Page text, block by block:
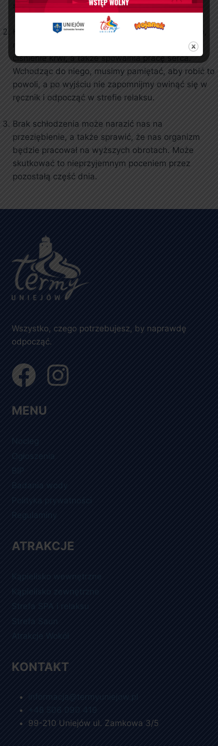
schłodzenia do naturalnego poziomu.
Korzystanie z sauny wpływa na nas pobudzająco,
natomiast wizyta w basenie lodowym uspokaja
ciśnienie krwi, a także spowalnia pracę serca.
Wchodząc do niego, musimy pamiętać, aby robić to
powoli, a po wyjściu nie zapomnijmy owinąć się w
ręcznik i odpocząć w strefie relaksu.
Brak schłodzenia może narazić nas na
przeziębienie, a także sprawić, że nas organizm
będzie pracował na wyższych obrotach. Może
skutkować to nieprzyjemnym poceniem przez
pozostałą część dnia.
Wszystko, czego potrzebujesz, by naprawdę
odpocząć.
MENU
Nocleg
Ogłoszenia
BIP
Badania wody
Polityka prywatności
Regulaminy
ATRAKCJE
Kąpielisko wewnętrzne
Kąpielisko zewnętrzne
Strefa SPA i relaksu
Strefa Saun
Atrakcje Wokół
KONTAKT
informacja@termyuniejow.pl
+48 506 090 419
99-210 Uniejów ul. Zamkowa 3/5